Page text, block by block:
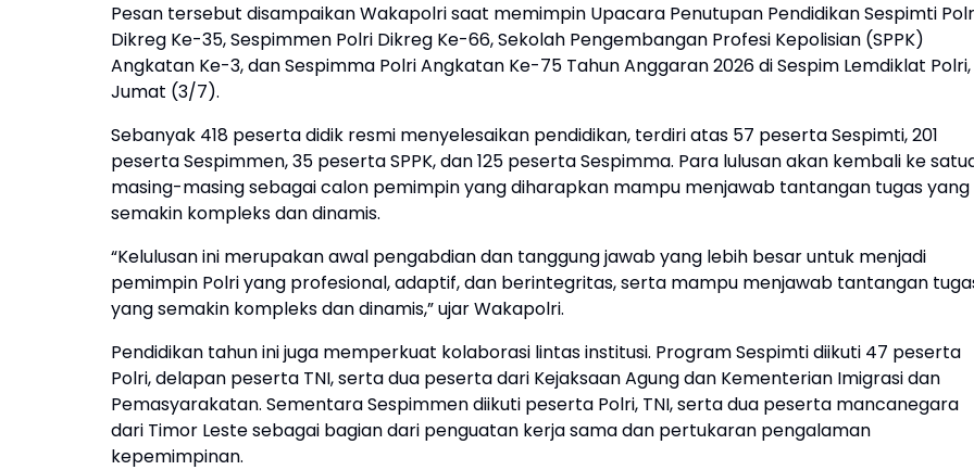
Pesan tersebut disampaikan Wakapolri saat memimpin Upacara Penutupan Pendidikan Sespimti
Dikreg Ke-35, Sespimmen Polri Dikreg Ke-66, Sekolah Pengembangan Profesi Kepolisian (SPPK)
Angkatan Ke-3, dan Sespimma Polri Angkatan Ke-75 Tahun Anggaran 2026 di Sespim Lemdiklat Polri,
Jumat (3/7).
Sebanyak 418 peserta didik resmi menyelesaikan pendidikan, terdiri atas 57 peserta Sespimti, 201
peserta Sespimmen, 35 peserta SPPK, dan 125 peserta Sespimma. Para lulusan akan kembali ke
masing-masing sebagai calon pemimpin yang diharapkan mampu menjawab tantangan tugas yang
semakin kompleks dan dinamis.
“Kelulusan ini merupakan awal pengabdian dan tanggung jawab yang lebih besar untuk menjadi
pemimpin Polri yang profesional, adaptif, dan berintegritas, serta mampu menjawab tantangan
yang semakin kompleks dan dinamis,” ujar Wakapolri.
Pendidikan tahun ini juga memperkuat kolaborasi lintas institusi. Program Sespimti diikuti 47 peserta
Polri, delapan peserta TNI, serta dua peserta dari Kejaksaan Agung dan Kementerian Imigrasi dan
Pemasyarakatan. Sementara Sespimmen diikuti peserta Polri, TNI, serta dua peserta mancanegara
dari Timor Leste sebagai bagian dari penguatan kerja sama dan pertukaran pengalaman
kepemimpinan.